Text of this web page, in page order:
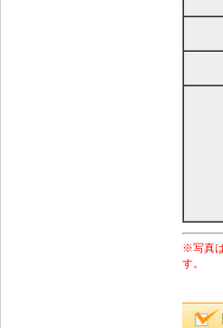
※写真
す。